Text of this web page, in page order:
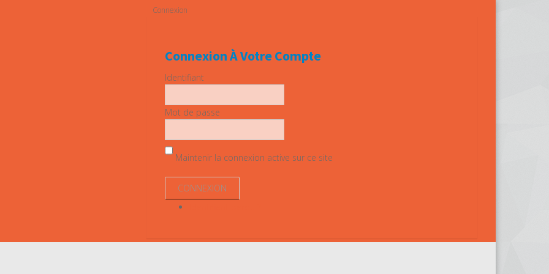
Connexion
Connexion À Votre Compte
Identifiant
Mot de passe
Maintenir la connexion active sur ce site